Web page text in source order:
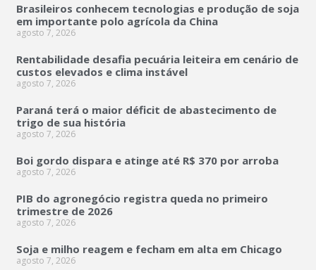
Brasileiros conhecem tecnologias e produção de soja
em importante polo agrícola da China
agosto 7, 2026
Rentabilidade desafia pecuária leiteira em cenário de
custos elevados e clima instável
agosto 7, 2026
Paraná terá o maior déficit de abastecimento de
trigo de sua história
agosto 7, 2026
Boi gordo dispara e atinge até R$ 370 por arroba
agosto 7, 2026
PIB do agronegócio registra queda no primeiro
trimestre de 2026
agosto 7, 2026
Soja e milho reagem e fecham em alta em Chicago
agosto 7, 2026